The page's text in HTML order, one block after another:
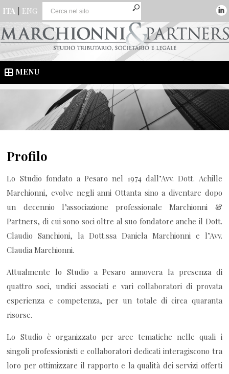
ITA ENG
MENU
Profilo
Lo Studio fondato a Pesaro nel 1974 dall’Avv. Dott. Achille
Marchionni, evolve negli anni Ottanta sino a diventare dopo
un decennio l’associazione professionale Marchionni &
Partners, di cui sono soci oltre al suo fondatore anche il Dott.
Claudio Sanchioni, la Dott.ssa Daniela Marchionni e l’Avv.
Claudia Marchionni.
Attualmente lo Studio a Pesaro annovera la presenza di
quattro soci, undici associati e vari collaboratori di provata
esperienza e competenza, per un totale di circa quaranta
risorse.
Lo Studio è organizzato per aree tematiche nelle quali i
singoli professionisti e collaboratori dedicati interagiscono tra
loro per ottimizzare il rapporto e la qualità dei servizi offerti